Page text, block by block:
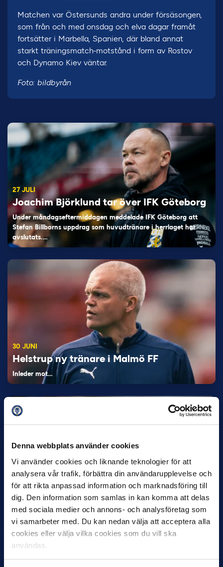
Denna webbplats använder cookies
Vi använder cookies och liknande teknologier för att
analysera vår trafik, förbättra din användarupplevelse och
för att rikta anpassad information och marknadsföring till
dig. Den information som samlas in kan komma att delas
med sociala medier och annons- och analysföretag som
vi samarbeter med. Du kan nedan välja att acceptera alla
cookies eller välja vilka cookies som du vill ska
användas.
Matchen var Östersunds andra under försäsongen,
som från och med onsdag och elva dagar framåt
fortsätter i Marbella, Spanien, där bland annat
starkt träningsmatch-motstånd i form av Rostov
och Dynamo Kiev väntar.
Foto: bildbyrån
27 JULI
Joachim Björklund tar över IFK Göteborg
Under måndagseftermiddagen meddelade IFK Göteborg att
Stefan Billborns uppdrag som huvudtränare i herrlaget har
avslutats.…
30 JUNI
Helstrup ny tränare i Malmö FF
Inleder mot…
12 JUNI
Favorit i repris för Sirius i maj
Samma vinnare som i…